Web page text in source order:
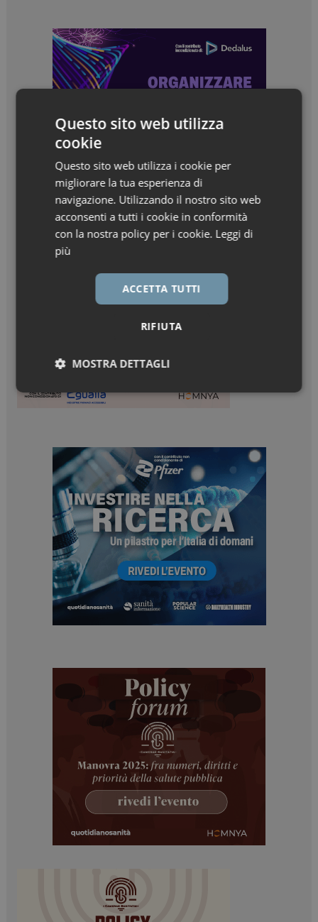
Questo sito web utilizza
cookie
Questo sito web utilizza i cookie per
migliorare la tua esperienza di
navigazione. Utilizzando il nostro sito web
acconsenti a tutti i cookie in conformità
con la nostra policy per i cookie. Leggi di
più
ACCETTA TUTTI
RIFIUTA
MOSTRA DETTAGLI
Necessari Marketing
Necessari Marketing
I cookie necessari contribuiscono a rendere fruibile il
sito web abilitandone funzionalità di base quali la
navigazione sulle pagine e l'accesso alle aree
protette del sito. Il sito web non è in grado di
funzionare correttamente senza questi cookie.
NOME
FORNITORE / DOMINIO
_ga
Google LLC